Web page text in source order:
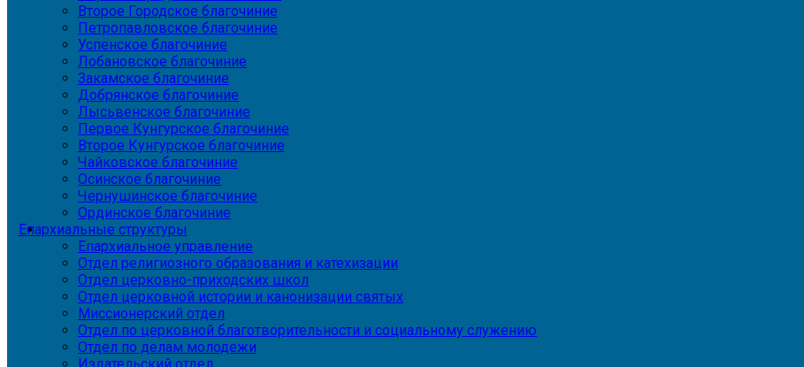
Второе Городское благочиние
Петропавловское благочиние
Успенское благочиние
Лобановское благочиние
Закамское благочиние
Добрянское благочиние
Лысьвенское благочиние
Первое Кунгурское благочиние
Второе Кунгурское благочиние
Чайковское благочиние
Осинское благочиние
Чернушинское благочиние
Ординское благочиние
Епархиальные структуры
Епархиальное управление
Отдел религиозного образования и катехизации
Отдел церковно-приходских школ
Отдел церковной истории и канонизации святых
Миссионерский отдел
Отдел по церковной благотворительности и социальному служению
Отдел по делам молодежи